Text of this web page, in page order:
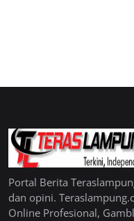
Portal Berita
dan opini.
Online Profesional,